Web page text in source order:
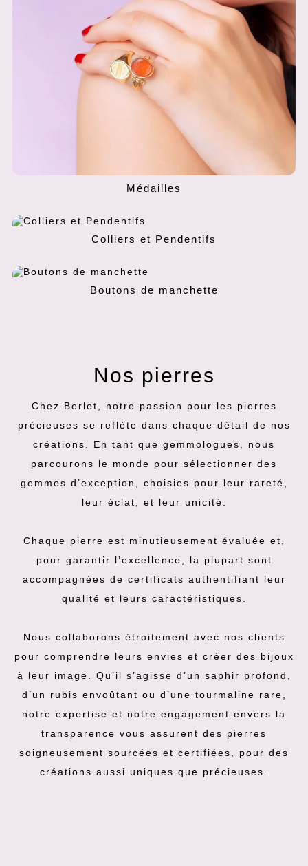
Médailles
Colliers et Pendentifs
Boutons de manchette
Nos pierres
Chez Berlet, notre passion pour les pierres
précieuses se reflète dans chaque détail de nos
créations. En tant que gemmologues, nous
parcourons le monde pour sélectionner des
gemmes d’exception, choisies pour leur rareté,
leur éclat, et leur unicité.
Chaque pierre est minutieusement évaluée et,
pour garantir l’excellence, la plupart sont
accompagnées de certificats authentifiant leur
qualité et leurs caractéristiques.
Nous collaborons étroitement avec nos clients
pour comprendre leurs envies et créer des bijoux
à leur image. Qu’il s’agisse d’un saphir profond,
d’un rubis envoûtant ou d’une tourmaline rare,
notre expertise et notre engagement envers la
transparence vous assurent des pierres
soigneusement sourcées et certifiées, pour des
créations aussi uniques que précieuses.